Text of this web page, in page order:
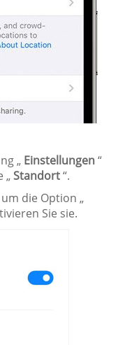
„ Einstellungen“
„Standort“.
die Option „
Sie sie.